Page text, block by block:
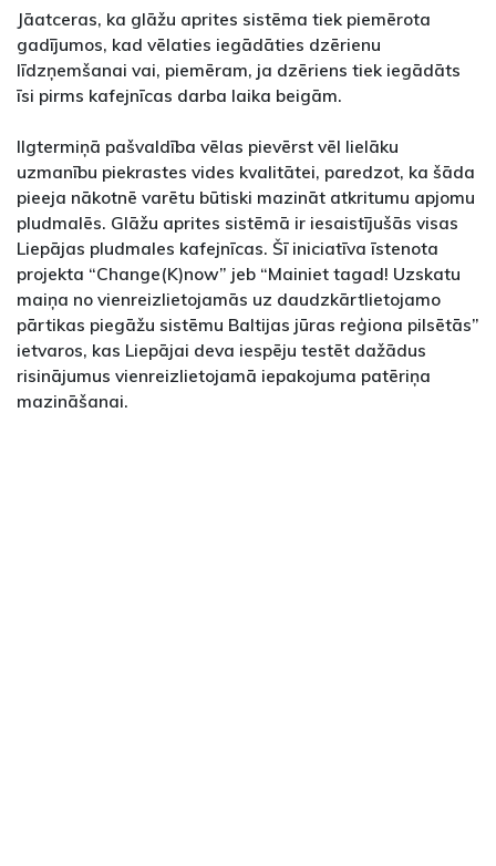
Jāatceras, ka glāžu aprites sistēma tiek piemērota
gadījumos, kad vēlaties iegādāties dzērienu
līdzņemšanai vai, piemēram, ja dzēriens tiek iegādāts
īsi pirms kafejnīcas darba laika beigām.
Ilgtermiņā pašvaldība vēlas pievērst vēl lielāku
uzmanību piekrastes vides kvalitātei, paredzot, ka šāda
pieeja nākotnē varētu būtiski mazināt atkritumu apjomu
pludmalēs. Glāžu aprites sistēmā ir iesaistījušās visas
Liepājas pludmales kafejnīcas. Šī iniciatīva īstenota
projekta “Change(K)now” jeb “Mainiet tagad! Uzskatu
maiņa no vienreizlietojamās uz daudzkārtlietojamo
pārtikas piegāžu sistēmu Baltijas jūras reģiona pilsētās”
ietvaros, kas Liepājai deva iespēju testēt dažādus
risinājumus vienreizlietojamā iepakojuma patēriņa
mazināšanai.